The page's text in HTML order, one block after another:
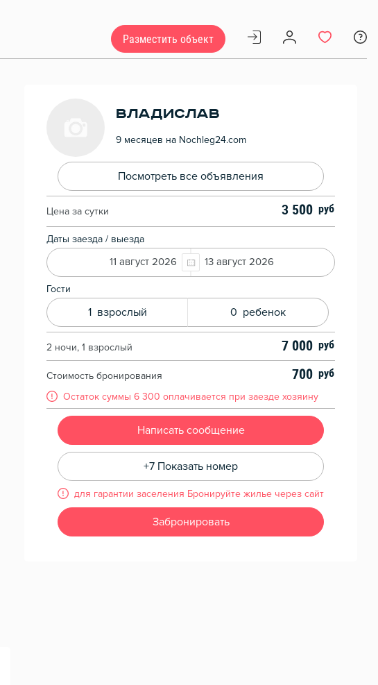
Разместить объект
Владислав
9 месяцев на Nochleg24.com
Посмотреть все объявления
Цена за сутки 3 500
Даты заезда / выезда
11 август 2026 13 август 2026
Гости
1 взрослый 0 ребенок
2 ночи, 1 взрослый 7 000
Стоимость бронирования 700
Остаток суммы 6 300 оплачивается при заезде хозяину
Написать сообщение
+7 Показать номер
для гарантии заселения Бронируйте жилье через сайт
Забронировать